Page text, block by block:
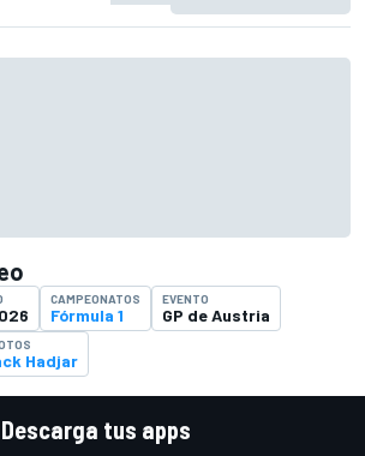
CAMPEONATOS
Fórmula 1
EVENTO
GP de Austria
Hadjar
Descarga tus apps